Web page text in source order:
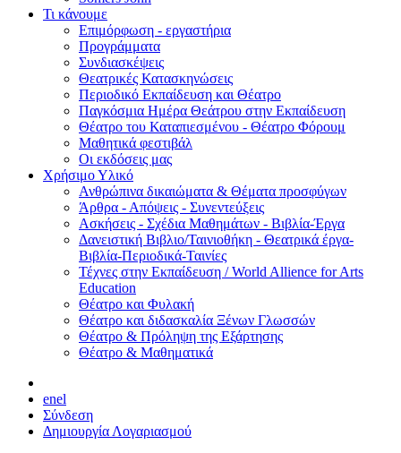
Τι κάνουμε
Επιμόρφωση - εργαστήρια
Προγράμματα
Συνδιασκέψεις
Θεατρικές Κατασκηνώσεις
Περιοδικό Εκπαίδευση και Θέατρο
Παγκόσμια Ημέρα Θεάτρου στην Εκπαίδευση
Θέατρο του Καταπιεσμένου - Θέατρο Φόρουμ
Μαθητικά φεστιβάλ
Οι εκδόσεις μας
Χρήσιμο Υλικό
Ανθρώπινα δικαιώματα & Θέματα προσφύγων
Άρθρα - Απόψεις - Συνεντεύξεις
Ασκήσεις - Σχέδια Μαθημάτων - Βιβλία-Έργα
Δανειστική Βιβλιο/Ταινιοθήκη - Θεατρικά έργα-
Βιβλία-Περιοδικά-Ταινίες
Τέχνες στην Εκπαίδευση / World Allience for Arts
Education
Θέατρο και Φυλακή
Θέατρο και διδασκαλία Ξένων Γλωσσών
Θέατρο & Πρόληψη της Εξάρτησης
Θέατρο & Μαθηματικά
enel
Σύνδεση
Δημιουργία Λογαριασμού